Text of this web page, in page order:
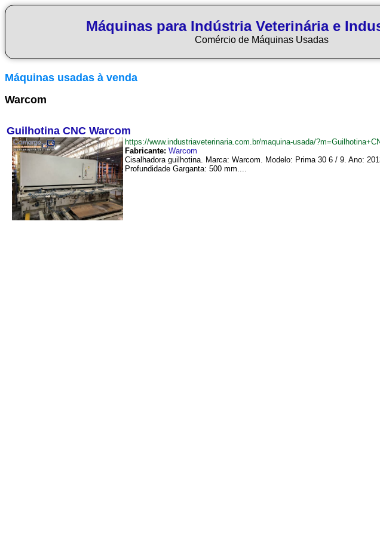
Máquinas para Indústria Veterinária e
Comércio de Máquinas Usadas
Máquinas usadas à venda
Warcom
Guilhotina CNC Warcom
https://www.industriaveterinaria.com.br/maquina-usada/
Fabricante: Warcom
Cisalhadora guilhotina. Marca: Warcom. Modelo: Prima 30 6 / 9. Ano:
Profundidade Garganta: 500 mm....